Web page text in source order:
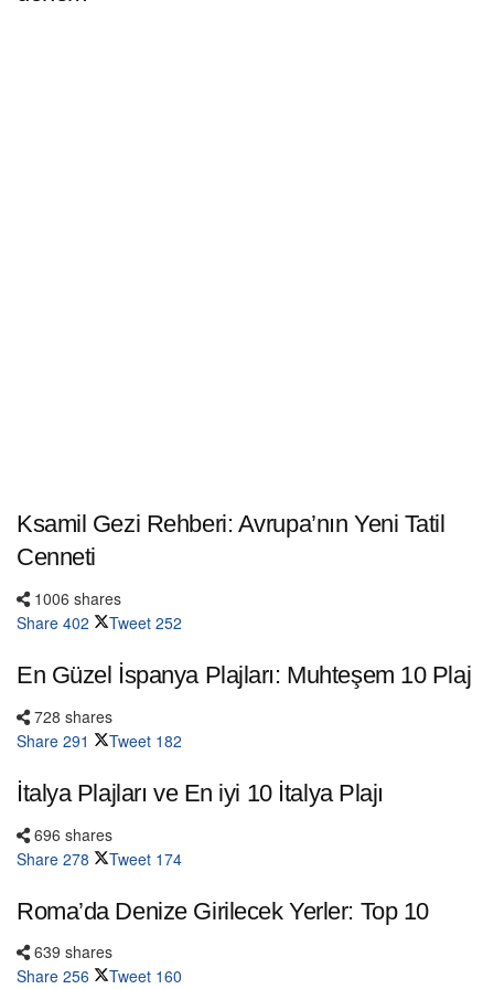
Ksamil Gezi Rehberi: Avrupa’nın Yeni Tatil
Cenneti
1006 shares
Share 402 Tweet 252
En Güzel İspanya Plajları: Muhteşem 10 Plaj
728 shares
Share 291 Tweet 182
İtalya Plajları ve En iyi 10 İtalya Plajı
696 shares
Share 278 Tweet 174
Roma’da Denize Girilecek Yerler: Top 10
639 shares
Share 256 Tweet 160